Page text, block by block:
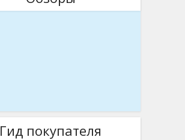
Гид покупателя